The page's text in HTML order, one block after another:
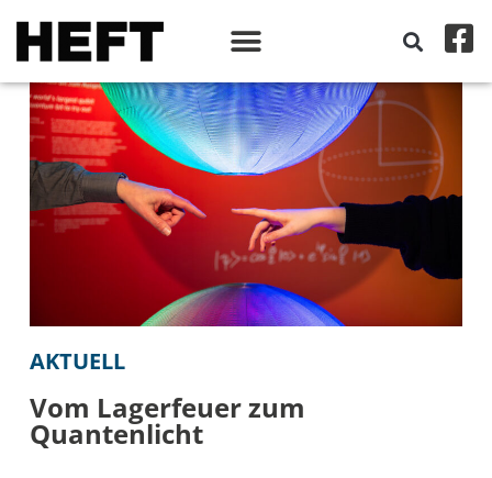
AKTUELL
Vom Lagerfeuer zum
Quantenlicht